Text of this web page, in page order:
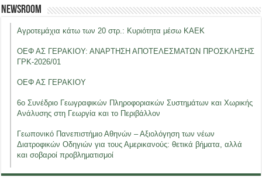
Newsroom
Αγροτεμάχια κάτω των 20 στρ.: Κυριότητα μέσω ΚΑΕΚ
ΟΕΦ ΑΣ ΓΕΡΑΚΙΟΥ: ΑΝΑΡΤΗΣΗ ΑΠΟΤΕΛΕΣΜΑΤΩΝ ΠΡΟΣΚΛΗΣΗΣ
ΓΡΚ-2026/01
ΟΕΦ ΑΣ ΓΕΡΑΚΙΟΥ
6ο Συνέδριο Γεωγραφικών Πληροφοριακών Συστημάτων και Χωρικής
Ανάλυσης στη Γεωργία και το Περιβάλλον
Γεωπονικό Πανεπιστήμιο Αθηνών – Αξιολόγηση των νέων
Διατροφικών Οδηγιών για τους Αμερικανούς: θετικά βήματα, αλλά
και σοβαροί προβληματισμοί